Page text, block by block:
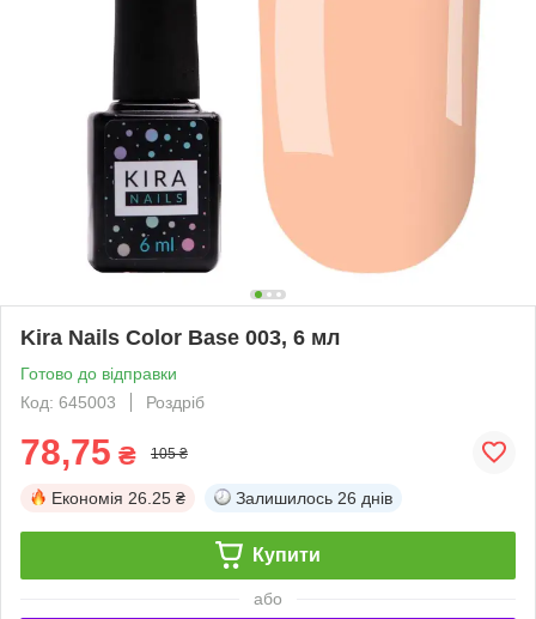
Kira Nails Color Base 003, 6 мл
Готово до відправки
Код: 645003
Роздріб
78,75 ₴ 105 ₴
Економія 26.25 ₴ Залишилось 26 днів
Купити
або